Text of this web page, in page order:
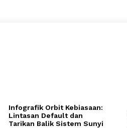
Infografik Orbit Kebiasaan:
Lintasan Default dan
Tarikan Balik Sistem Sunyi